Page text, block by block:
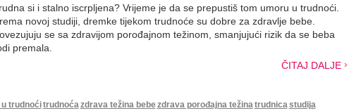
si i stalno iscrpljena? Vrijeme je da se prepustiš tom umoru u trudnoći.
novoj studiji, dremke tijekom trudnoće su dobre za zdravlje bebe.
se sa zdravijom porođajnom težinom, smanjujući rizik da se beba
premala.
ČITAJ DALJE
trudnoćitrudnoćazdrava težina bebezdrava porođajna težinatrudnicastudija